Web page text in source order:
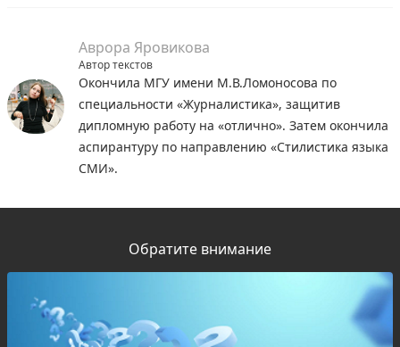
Аврора Яровикова
Автор текстов
Окончила МГУ имени М.В.Ломоносова по
специальности «Журналистика», защитив
дипломную работу на «отлично». Затем окончила
аспирантуру по направлению «Стилистика языка
СМИ».
Обратите внимание